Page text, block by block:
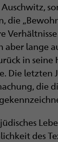
die
aber lange
in
Die letzten
die
des